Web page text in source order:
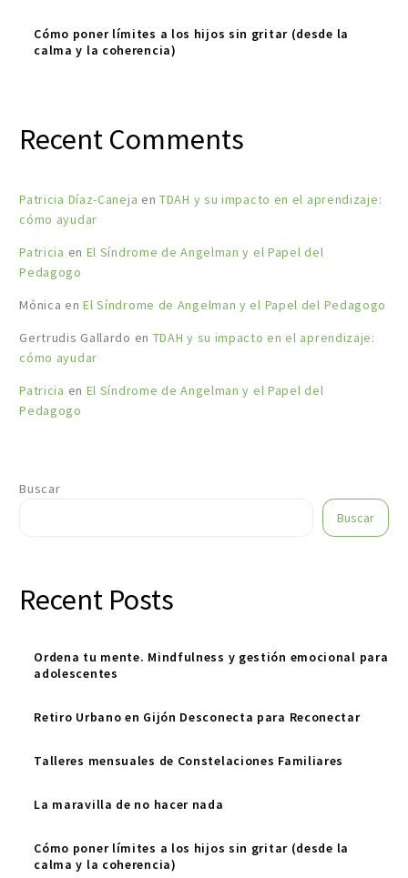
Cómo poner límites a los hijos sin gritar (desde la
calma y la coherencia)
Recent Comments
Patricia Díaz-Caneja enTDAH y su impacto en el aprendizaje:
cómo ayudar
Patricia en El Síndrome de Angelman y el Papel del
Pedagogo
Mónica enEl Síndrome de Angelman y el Papel del Pedagogo
Gertrudis Gallardo en TDAH y su impacto en el aprendizaje:
cómo ayudar
Patricia en El Síndrome de Angelman y el Papel del
Pedagogo
Buscar
Buscar
Recent Posts
Ordena tu mente. Mindfulness y gestión emocional para
adolescentes
Retiro Urbano en Gijón Desconecta para Reconectar
Talleres mensuales de Constelaciones Familiares
La maravilla de no hacer nada
Cómo poner límites a los hijos sin gritar (desde la
calma y la coherencia)